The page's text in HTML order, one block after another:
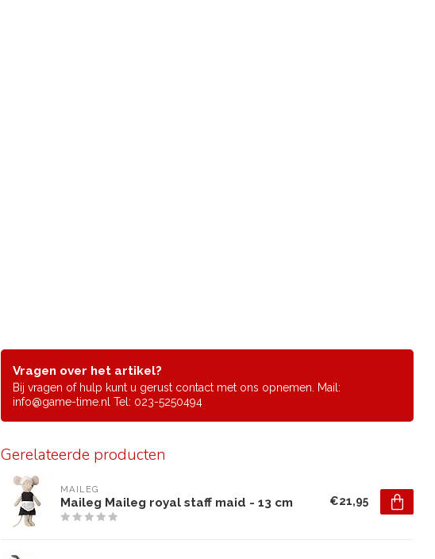
Vragen over het artikel?
Bij vragen of hulp kunt u gerust contact met ons opnemen. Mail:
info@game-time.nl Tel: 023-5250494
Gerelateerde producten
MAILEG
Maileg Maileg royal staff maid - 13 cm €21,95